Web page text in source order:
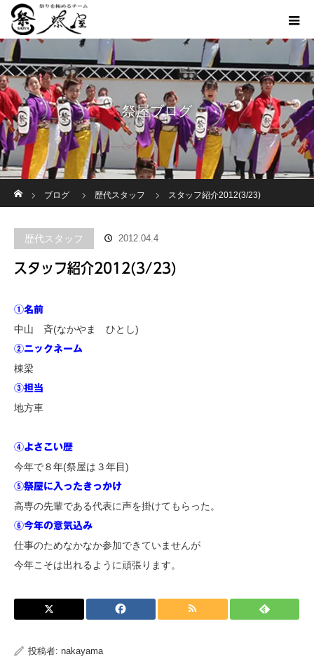
祭屋ブログ
ブログ
歴代スタッフ スタッフ紹介2012(3/23)
歴代スタッフ 2012.04.4
スタッフ紹介2012(3/23)
①名前
中山 斉(なかやま ひとし)
②ニックネーム
棟梁
③担当
地方車
④よさこい歴
今年で８年(祭屋は３年目)
⑤祭屋に入ったきっかけ
高専の先輩である代表に声を掛けてもらった。
⑥今年の意気込み
仕事のためなかなか参加できていませんが
今年こそは出れるように頑張ります。
投稿者: nakayama